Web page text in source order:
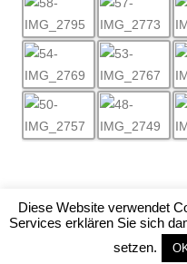
Stolz präsentiert von WordPress
Diese Website verwendet
Services erklären Sie sich
setzen.